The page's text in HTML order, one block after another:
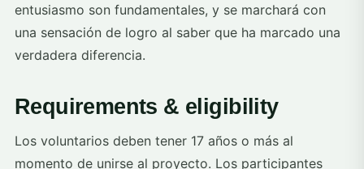
entusiasmo son fundamentales, y se marchará con
una sensación de logro al saber que ha marcado una
verdadera diferencia.
Requirements & eligibility
Los voluntarios deben tener 17 años o más al
momento de unirse al proyecto. Los participantes